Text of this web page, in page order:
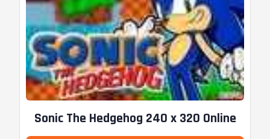
Sonic The Hedgehog 240 x 320 Online